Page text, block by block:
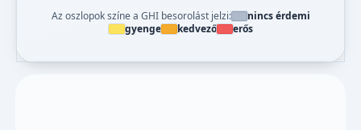
Az oszlopok színe a GHI besorolást jelzi:
nincs érdemi
gyenge
kedvező erős